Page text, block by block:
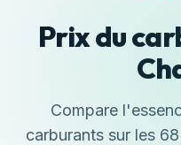
Prix du
Compare
carburants sur les